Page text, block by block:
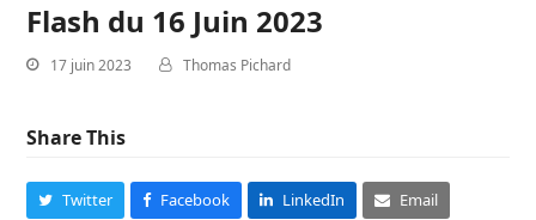
Flash du 16 Juin 2023
17 juin 2023 Thomas Pichard
Share This
Twitter Facebook LinkedIn Email